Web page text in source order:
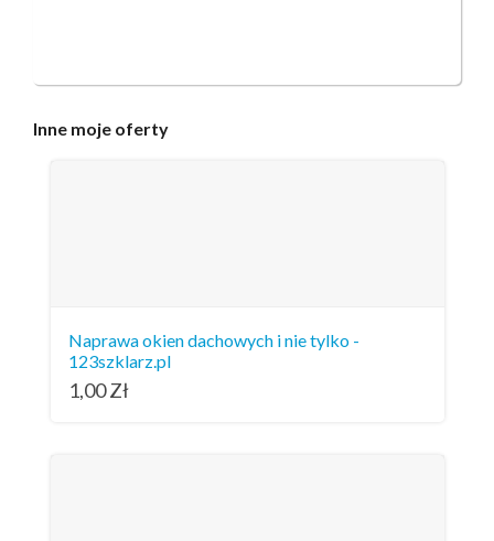
Inne moje oferty
Naprawa okien dachowych i nie tylko -
123szklarz.pl
1,00Zł